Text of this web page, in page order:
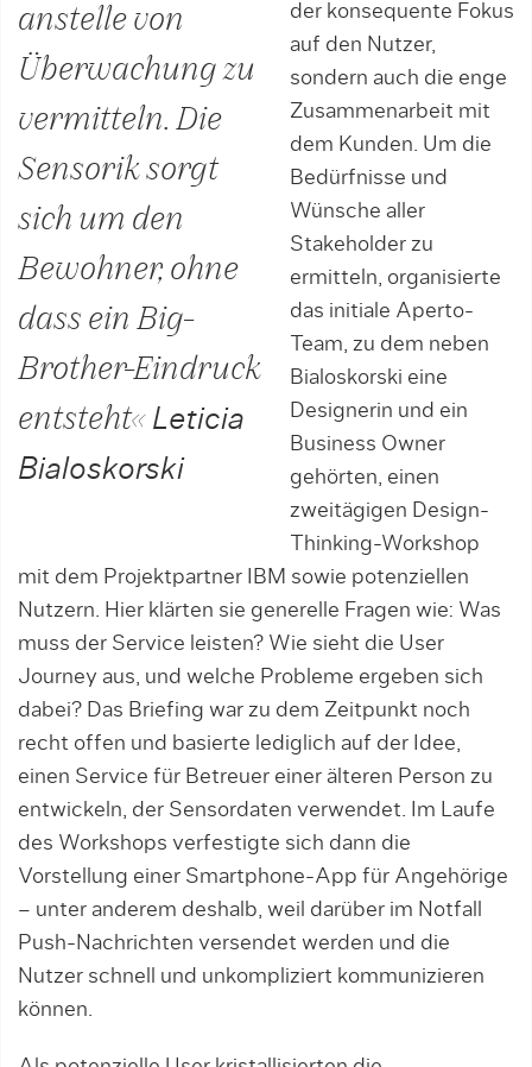
anstelle von
Überwachung zu
vermitteln. Die
Sensorik sorgt
sich um den
Bewohner, ohne
dass ein Big-
Brother-Eindruck
entsteht« Leticia
Bialoskorski
der konsequente Fokus
auf den Nutzer,
sondern auch die enge
Zusammenarbeit mit
dem Kunden. Um die
Bedürfnisse und
Wünsche aller
Stakeholder zu
ermitteln, organisierte
das initiale Aperto-
Team, zu dem neben
Bialoskorski eine
Designerin und ein
Business Owner
gehörten, einen
zweitägigen Design-
Thinking-Workshop
mit dem Projektpartner IBM sowie potenziellen
Nutzern. Hier klärten sie generelle Fragen wie: Was
muss der Service leisten? Wie sieht die User
Journey aus, und welche Probleme ergeben sich
dabei? Das Briefing war zu dem Zeitpunkt noch
recht offen und basierte lediglich auf der Idee,
einen Service für Betreuer einer älteren Person zu
entwickeln, der Sensordaten verwendet. Im Laufe
des Workshops verfestigte sich dann die
Vorstellung einer Smartphone-App für Angehörige
– unter anderem deshalb, weil darüber im Notfall
Push-Nachrichten versendet werden und die
Nutzer schnell und unkompliziert kommunizieren
können.